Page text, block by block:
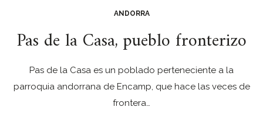
ANDORRA
Pas de la Casa, pueblo fronterizo
Pas de la Casa es un poblado perteneciente a la
parroquia andorrana de Encamp, que hace las veces de
frontera…